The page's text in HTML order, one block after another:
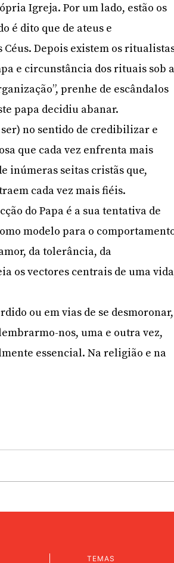
Igreja. Por um lado, estão os
é dito que de ateus e
Depois existem os
e circunstância dos rituais sob
prenhe de escândalos
papa decidiu abanar.
ser) no sentido de credibilizar e
que cada vez enfrenta mais
inúmeras seitas cristãs que,
cada vez mais fiéis.
do Papa é a sua tentativa de
modelo para o
da tolerância, da
os vectores centrais de uma
ou em vias de se desmoronar,
nos, uma e outra vez,
essencial. Na religião e na
TEMAS